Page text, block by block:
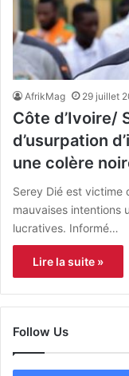
AfrikMag 29 juillet
Côte d’Ivoire/
d’usurpation
une colère
Serey Dié est victime
mauvaises intentions
lucratives. Informé…
Lire la suite »
Follow Us